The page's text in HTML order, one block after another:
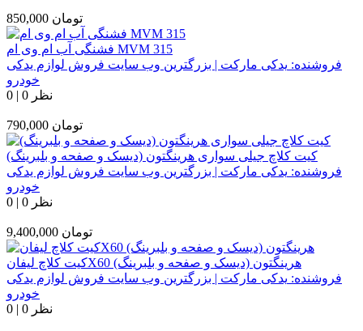
850,000 تومان
فشنگی آب ام وی ام MVM 315
فروشنده: یدکی مارکت | بزرگترین وب سایت فروش لوازم یدکی
خودرو
0 | 0 نظر
790,000 تومان
کیت کلاچ جیلی سواری هرینگتون (دیسک و صفحه و بلبرینگ)
فروشنده: یدکی مارکت | بزرگترین وب سایت فروش لوازم یدکی
خودرو
0 | 0 نظر
9,400,000 تومان
کیت کلاچ لیفانX60 هرینگتون (دیسک و صفحه و بلبرینگ)
فروشنده: یدکی مارکت | بزرگترین وب سایت فروش لوازم یدکی
خودرو
0 | 0 نظر